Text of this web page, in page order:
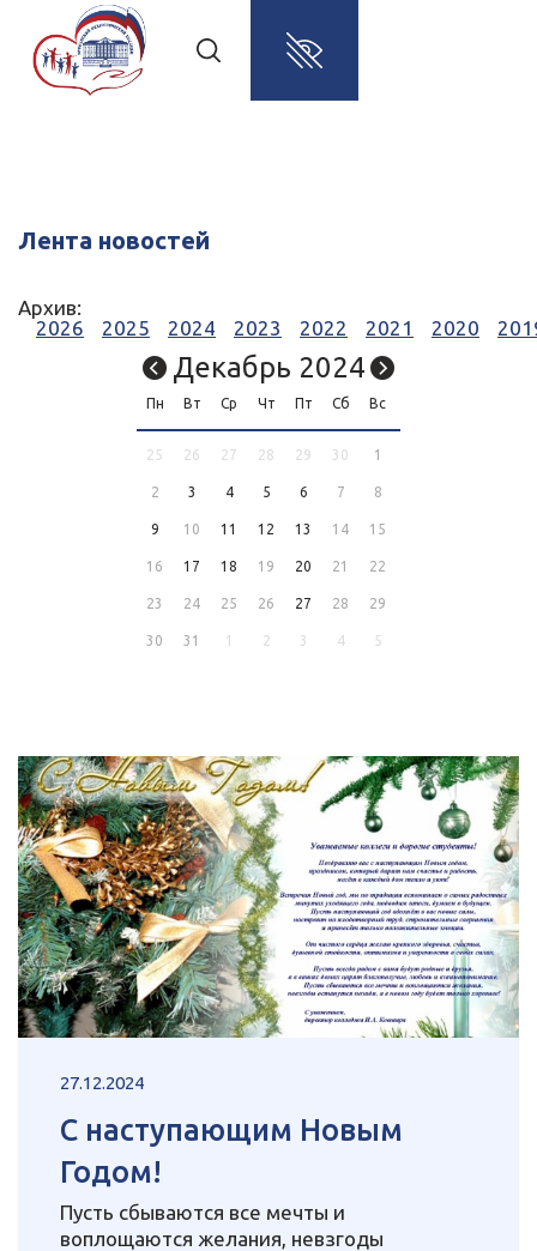
Лента новостей
Архив:
2026
2025 2024 2023 2022 2021 2020
Декабрь 2024
Пн Вт Ср Чт Пт Сб Вс
25 26 27 28 29 30 1
2 3 4 5 6 7 8
9 10 11 12 13 14 15
16 17 18 19 20 21 22
23 24 25 26 27 28 29
30 31 1 2 3 4 5
27.12.2024
С наступающим Новым
Годом!
Пусть сбываются все мечты и
воплощаются желания, невзгоды